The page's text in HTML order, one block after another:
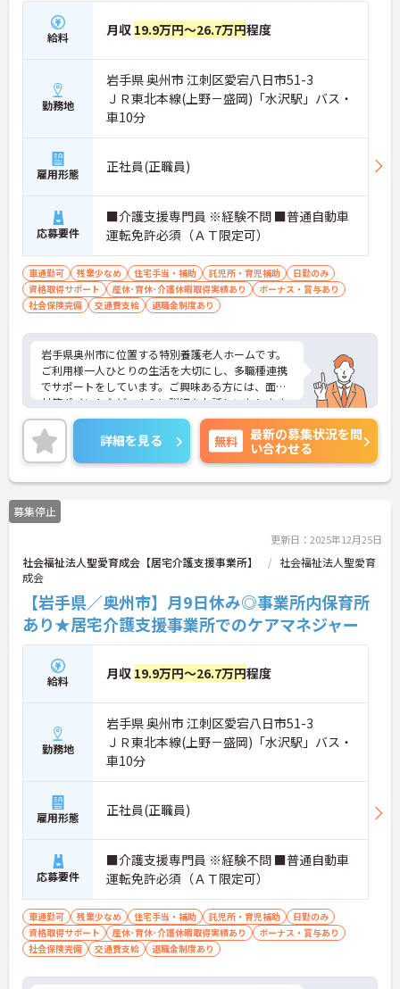
給料 月収 19.9万円～26.7万円程度
勤務地
岩手県 奥州市 江刺区愛宕八日市51-3
ＪＲ東北本線(上野－盛岡)「水沢駅」バス・
車10分
雇用形態 正社員(正職員)
応募要件
■介護支援専門員 ※経験不問 ■普通自動車
運転免許必須（ＡＴ限定可）
車通勤可 残業少なめ 住宅手当・補助 託児所・育児補助
日勤のみ
資格取得サポート
産休･育休･介護休暇取得実績あり
ボーナス・賞与あり
社会保険完備
交通費支給 退職金制度あり
岩手県奥州市に位置する特別養護老人ホームです。
ご利用様一人ひとりの生活を大切にし、多職種連携
でサポートをしています。ご興味ある方には、面接
対策ポイントなど、さらに詳細をお話しいたします
のでお気軽にご相談ください！
詳細を見る 無料
最新の募集状況を問
い合わせる
募集停止
更新日：2025年12月25日
社会福祉法人聖愛育成会【居宅介護支援事業所】
社会福祉法人聖愛育
成会
【岩手県／奥州市】月9日休み◎事業所内保育所
あり★居宅介護支援事業所でのケアマネジャー
給料 月収 19.9万円～26.7万円程度
勤務地
岩手県 奥州市 江刺区愛宕八日市51-3
ＪＲ東北本線(上野－盛岡)「水沢駅」バス・
車10分
雇用形態 正社員(正職員)
応募要件
■介護支援専門員 ※経験不問 ■普通自動車
運転免許必須（ＡＴ限定可）
車通勤可 残業少なめ 住宅手当・補助 託児所・育児補助
日勤のみ
資格取得サポート
産休･育休･介護休暇取得実績あり
ボーナス・賞与あり
社会保険完備
交通費支給 退職金制度あり